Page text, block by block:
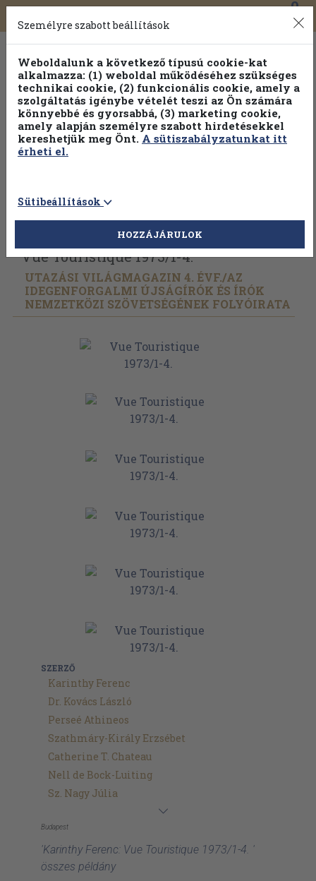
Toggle
navigation
0
Vissza az előző oldalra Válasszon példányt
Vue Touristique 1973/1-4.
UTAZÁSI VILÁGMAGAZIN 4. ÉVF./AZ
IDEGENFORGALMI ÚJSÁGÍRÓK ÉS ÍRÓK
NEMZETKÖZI SZÖVETSÉGÉNEK FOLYÓIRATA
SZERZŐ
Karinthy Ferenc
Dr. Kovács László
Perseé Athineos
Szathmáry-Király Erzsébet
Catherine T. Chateau
Nell de Bock-Luiting
Sz. Nagy Júlia
Budapest
'Karinthy Ferenc: Vue Touristique 1973/1-4. '
összes példány
Személyre szabott beállítások
Weboldalunk a következő típusú cookie-kat
alkalmazza: (1) weboldal működéséhez szükséges
technikai cookie, (2) funkcionális cookie, amely a
szolgáltatás igénybe vételét teszi az Ön számára
könnyebbé és gyorsabbá, (3) marketing cookie,
amely alapján személyre szabott hirdetésekkel
kereshetjük meg Önt. A sütiszabályzatunkat itt
érheti el.
Sütibeállítások
HOZZÁJÁRULOK